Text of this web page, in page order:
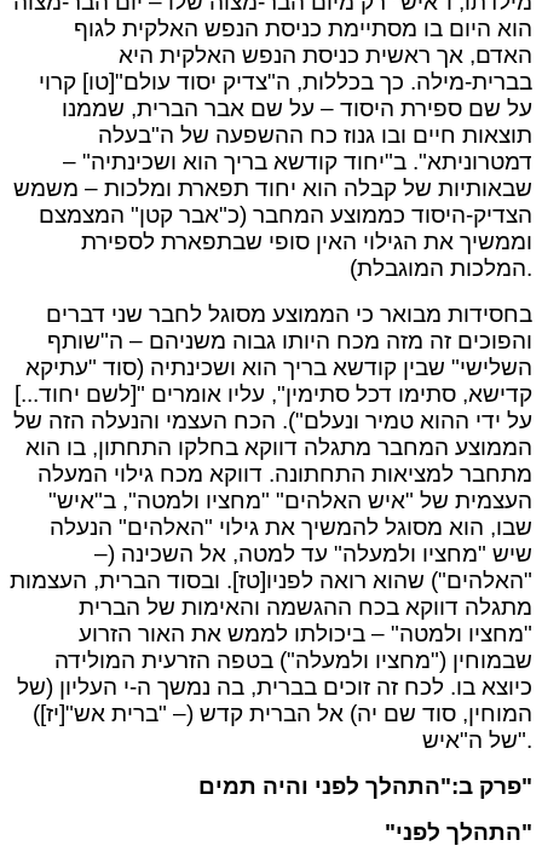
הוא היום בו מסתיימת כניסת הנפש האלקית לגוף
האדם, אך ראשית כניסת הנפש האלקית היא
בברית-מילה. כך בכללות, ה"צדיק יסוד עולם"[טו] קרוי
על שם ספירת היסוד – על שם אבר הברית, שממנו
תוצאות חיים ובו גנוז כח ההשפעה של ה"בעלה
דמטרוניתא". ב"יחוד קודשא בריך הוא ושכינתיה" –
שבאותיות של קבלה הוא יחוד תפארת ומלכות – משמש
הצדיק-היסוד כממוצע המחבר (כ"אבר קטן" המצמצם
וממשיך את הגילוי האין סופי שבתפארת לספירת
המלכות המוגבלת).
בחסידות מבואר כי הממוצע מסוגל לחבר שני דברים
והפוכים זה מזה מכח היותו גבוה משניהם – ה"שותף
השלישי" שבין קודשא בריך הוא ושכינתיה (סוד "עתיקא
קדישא, סתימו דכל סתימין", עליו אומרים "[לשם יחוד...]
על ידי ההוא טמיר ונעלם"). הכח העצמי והנעלה הזה של
הממוצע המחבר מתגלה דווקא בחלקו התחתון, בו הוא
מתחבר למציאות התחתונה. דווקא מכח גילוי המעלה
העצמית של "איש האלהים" "מחציו ולמטה", ב"איש"
שבו, הוא מסוגל להמשיך את גילוי "האלהים" הנעלה
שיש "מחציו ולמעלה" עד למטה, אל השכינה (–
"האלהים") שהוא רואה לפניו[טז]. ובסוד הברית, העצמות
מתגלה דווקא בכח ההגשמה והאימות של הברית
"מחציו ולמטה" – ביכולתו לממש את האור הזרוע
שבמוחין ("מחציו ולמעלה") בטפה הזרעית המולידה
כיוצא בו. לכח זה זוכים בברית, בה נמשך ה-י העליון (של
המוחין, סוד שם יה) אל הברית קדש (– "ברית אש"[יז])
של ה"איש".
פרק ב:"התהלך לפני והיה תמים"
"התהלך לפני"